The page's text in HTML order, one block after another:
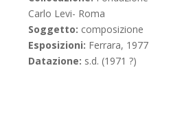
Carlo Levi- Roma
Soggetto: composizione
Esposizioni: Ferrara, 1977
Datazione: s.d. (1971 ?)